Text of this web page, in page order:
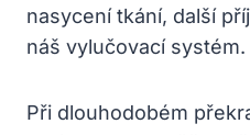
nasycení tkání, další
náš vylučovací systém.
Při dlouhodobém